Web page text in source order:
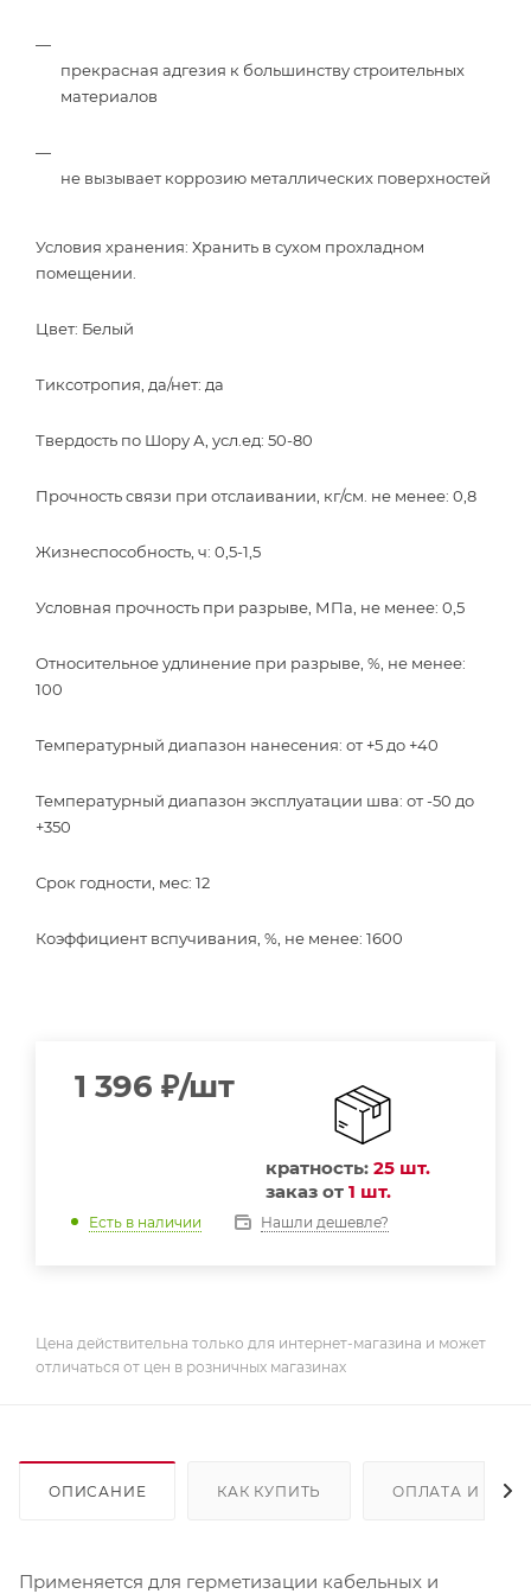
прекрасная адгезия к большинству строительных
материалов
не вызывает коррозию металлических поверхностей
Условия хранения: Хранить в сухом прохладном
помещении​.
Цвет: Белый
Тиксотропия, да/нет: да
Твердость по Шору А, усл.ед: 50-80
Прочность связи при отслаивании, кг/см. не менее: 0,8
Жизнеспособность, ч: 0,5-1,5
Условная прочность при разрыве, МПа, не менее: 0,5
Относительное удлинение при разрыве, %, не менее:
100
Температурный диапазон нанесения: от +5 до +40
Температурный диапазон эксплуатации шва: от -50 до
+350
Срок годности, мес: 12
Коэффициент вспучивания, %, не менее: 1600
1 396 ₽/шт
кратность: 25 шт.
заказ от 1 шт.
Есть в наличии Нашли дешевле?
Цена действительна только для интернет-магазина и может
отличаться от цен в розничных магазинах
ОПИСАНИЕ КАК КУПИТЬ ОПЛАТА И
Применяется для герметизации кабельных и